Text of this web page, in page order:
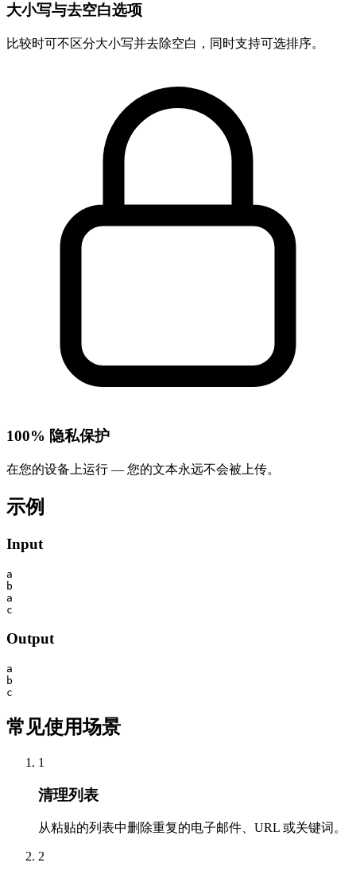
大小写与去空白选项
比较时可不区分大小写并去除空白，同时支持可选排序。
100% 隐私保护
在您的设备上运行 — 您的文本永远不会被上传。
示例
Input
a
b
a
c
Output
a
b
c
常见使用场景
1
清理列表
从粘贴的列表中删除重复的电子邮件、URL 或关键词。
2